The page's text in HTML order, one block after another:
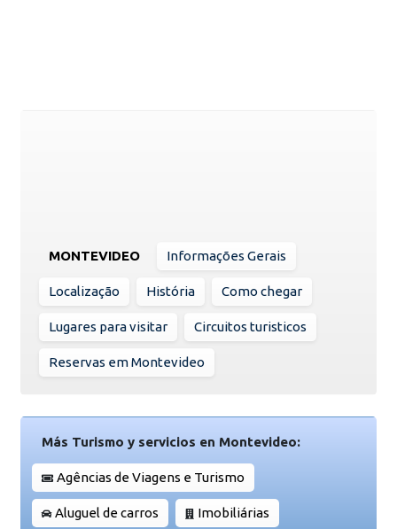
MONTEVIDEO Informações Gerais
Localização História Como chegar
Lugares para visitar Circuitos turisticos
Reservas em Montevideo
Más Turismo y servicios en Montevideo:
Agências de Viagens e Turismo
Aluguel de carros Imobiliárias